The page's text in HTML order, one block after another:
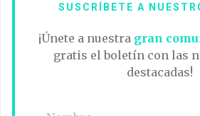
SUSCRÍBETE A
¡Únete a nuestra gran
gratis el boletín con las
destacadas!